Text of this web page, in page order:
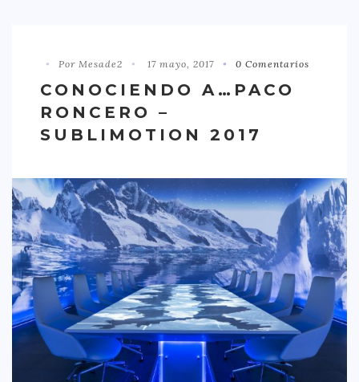
DISTRITO RETIRO
DISTRITO SALAMANCA
DISTRITO TETUÁN
TIPO DE COMIDA
AMERICANA
ASIÁTICA
CARNES
CREATIVA
DULCE
FUSIÓN
Por Mesade2 17 mayo, 2017 0 Comentarios
CONOCIENDO A…PACO
RONCERO –
SUBLIMOTION 2017